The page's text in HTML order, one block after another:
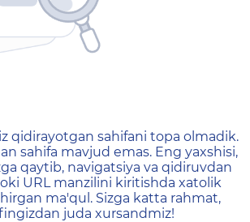
не
qidirayotgan sahifani topa olmadik.
sahifa mavjud emas. Eng yaxshisi,
qaytib, navigatsiya va qidiruvdan
URL manzilini kiritishda xatolik
ma'qul. Sizga katta rahmat,
juda xursandmiz!